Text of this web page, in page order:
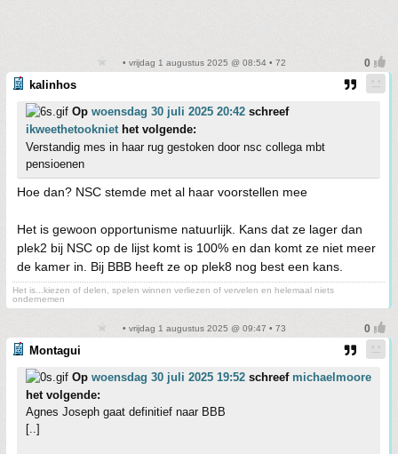
• vrijdag 1 augustus 2025 @ 08:54 • 72
kalinhos
Op woensdag 30 juli 2025 20:42 schreef
ikweethetookniethet volgende:
Verstandig mes in haar rug gestoken door nsc collega mbt
pensioenen
Hoe dan? NSC stemde met al haar voorstellen mee
Het is gewoon opportunisme natuurlijk. Kans dat ze lager dan
plek2 bij NSC op de lijst komt is 100% en dan komt ze niet meer
de kamer in. Bij BBB heeft ze op plek8 nog best een kans.
Het is...kiezen of delen, spelen winnen verliezen of vervelen en helemaal niets
ondernemen
• vrijdag 1 augustus 2025 @ 09:47 • 73
Montagui
Op woensdag 30 juli 2025 19:52 schreef michaelmoore
het volgende:
Agnes Joseph gaat definitief naar BBB
[..]